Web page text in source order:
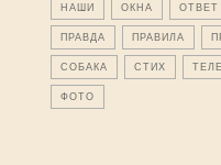
НАШИ ОКНА ОТВЕТ
ПРАВДА ПРАВИЛА
СОБАКА СТИХ
ФОТО